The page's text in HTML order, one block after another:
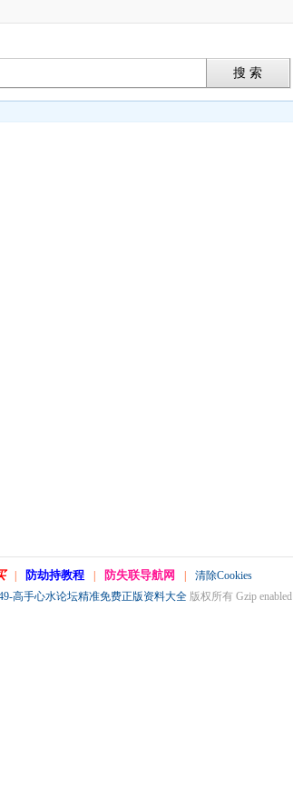
搜 索
防劫持教程 防失联导航网
清除Cookies
高手心水论坛精准免费正版资料大全版权所有 Gzip enabled